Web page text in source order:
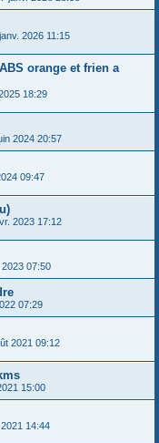
2026 11:15
orange et frien a
18:29
2024 20:57
09:47
2023 17:12
07:50
07:29
2021 09:12
15:00
14:44